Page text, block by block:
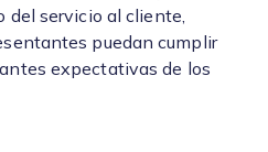
servicio al cliente,
puedan cumplir
expectativas de los